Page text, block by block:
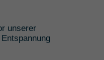
unserer